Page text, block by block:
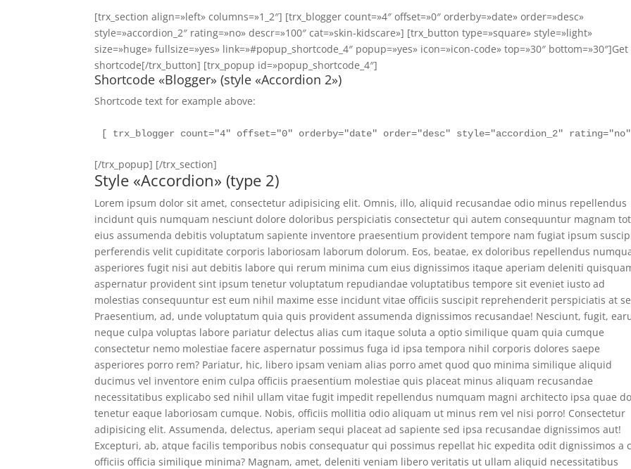
[trx_section align=»left» columns=»1_2″] [trx_blogger count=»4″ offset=»0″ orderby=»date» order=»desc»
style=»accordion_2″ rating=»no» descr=»100″ cat=»skin-kidscare»] [trx_button type=»square» style=»light»
size=»huge» fullsize=»yes» link=»#popup_shortcode_4″ popup=»yes» icon=»icon-code» top=»30″ bottom=»30″]Get
shortcode[/trx_button] [trx_popup id=»popup_shortcode_4″]
Shortcode «Blogger» (style «Accordion 2»)
Shortcode text for example above:
[ trx_blogger count="4" offset="0" orderby="date" order="desc" style="accordion_2"
[/trx_popup] [/trx_section]
Style «Accordion» (type 2)
Lorem ipsum dolor sit amet, consectetur adipisicing elit. Omnis, illo, aliquid recusandae odio minus repellendus
incidunt quis numquam nesciunt dolore doloribus perspiciatis consectetur qui autem consequuntur magnam
eius assumenda debitis voluptatum sapiente inventore praesentium provident tempore nam fugiat ipsum
perferendis velit cupiditate corporis laboriosam laborum dolorum. Eos, beatae, ex doloribus repellendus
asperiores fugit nisi aut debitis labore qui rerum minima cum eius dignissimos itaque aperiam deleniti
aspernatur provident sint ipsum tenetur voluptatum repudiandae voluptatibus tempore sit eveniet iusto ad
molestias consequuntur est eum nihil maxime esse incidunt vitae officiis suscipit reprehenderit perspiciatis at
Praesentium, ad, unde voluptatum quia quis provident assumenda dignissimos recusandae! Nesciunt, fugit,
neque culpa voluptas labore pariatur delectus alias cum itaque soluta a optio similique quam quia cumque
consectetur nemo molestiae facere aspernatur possimus fuga id ipsa tempora nihil corporis dolores saepe
asperiores porro rem? Pariatur, hic, libero ipsam veniam alias porro amet quod quo minima similique aliquid
ducimus vel inventore enim culpa officiis praesentium molestiae quis placeat minus aliquam recusandae
necessitatibus explicabo sed nihil ullam vitae fugit impedit repellendus numquam magni architecto ipsa quae
tenetur eaque laboriosam cumque. Nobis, officiis mollitia odio aliquam ut minus rem vel nisi porro! Consectetur
adipisicing elit. Assumenda, delectus, aperiam sequi placeat ad sapiente sed ipsa recusandae dignissimos aut!
Excepturi, ab, atque facilis temporibus nobis consequatur qui possimus repellat hic expedita odit dignissimos a
officiis officia similique minima? Magnam, amet, deleniti veniam libero veritatis ut ullam aliquid necessitatibus